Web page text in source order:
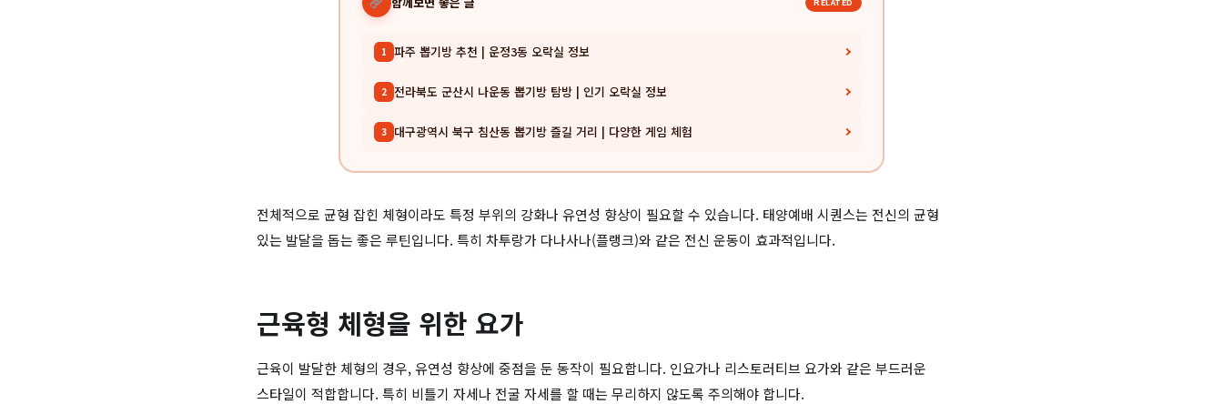
1 파주 뽑기방 추천 | 운정3동 오락실 정보
2 전라북도 군산시 나운동 뽑기방 탐방 | 인기 오락실 정보
3 대구광역시 북구 침산동 뽑기방 즐길 거리 | 다양한 게임 체험
전체적으로 균형 잡힌 체형이라도 특정 부위의 강화나 유연성 향상이 필요할 수 있습니다. 태양예배 시퀀스는 전신의 균형
있는 발달을 돕는 좋은 루틴입니다. 특히 차투랑가 다나사나(플랭크)와 같은 전신 운동이 효과적입니다.
근육형 체형을 위한 요가
근육이 발달한 체형의 경우, 유연성 향상에 중점을 둔 동작이 필요합니다. 인요가나 리스토러티브 요가와 같은 부드러운
스타일이 적합합니다. 특히 비틀기 자세나 전굴 자세를 할 때는 무리하지 않도록 주의해야 합니다.